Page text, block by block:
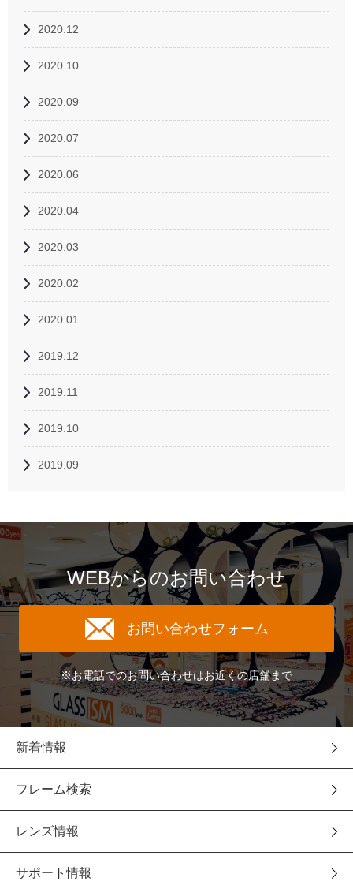
2020.12
2020.10
2020.09
2020.07
2020.06
2020.04
2020.03
2020.02
2020.01
2019.12
2019.11
2019.10
2019.09
WEBからのお問い合わせ
お問い合わせフォーム
※お電話でのお問い合わせはお近くの店舗まで
新着情報
フレーム検索
レンズ情報
サポート情報